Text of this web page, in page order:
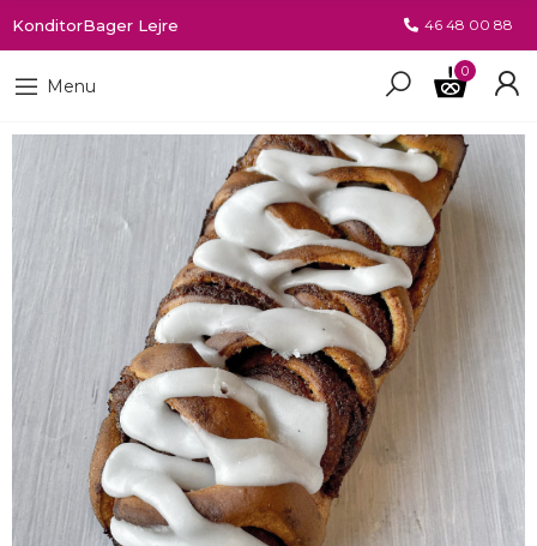
KonditorBager Lejre 46 48 00 88
Menu
0